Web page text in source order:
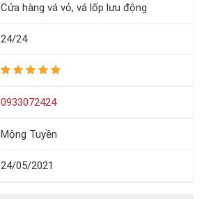
Cửa hàng vá vỏ, vá lốp lưu động
24/24
0933072424
Mộng Tuyền
24/05/2021